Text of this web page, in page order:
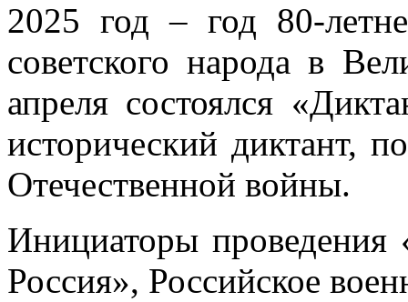
2025 год – год 80-
советского народа в
апреля состоялся
исторический диктант,
Отечественной войны.
Инициаторы
Россия», Российское